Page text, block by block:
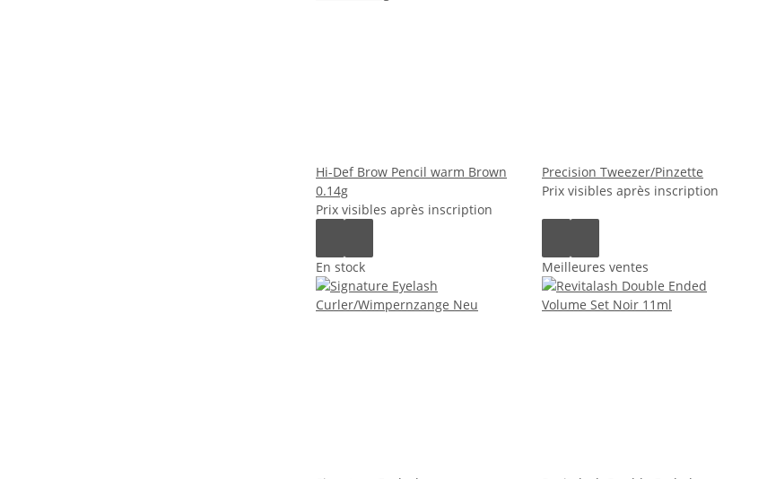
Hi-Def Brow Pencil warm Brown
0.14g
Prix visibles après inscription
Precision Tweezer/Pinzette
Prix visibles après inscription
En stock Meilleures ventes